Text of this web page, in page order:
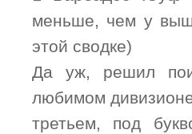
меньше, чем у
этой сводке)
Да уж, решил
любимом
третьем, под